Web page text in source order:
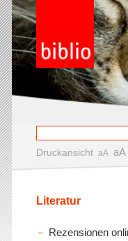
Druckansicht aA aA
Literatur
Rezensionen